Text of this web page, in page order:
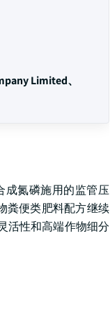
Limited、
成氮磷施用的监管压
粪便类肥料配方继续
活性和高端作物细分